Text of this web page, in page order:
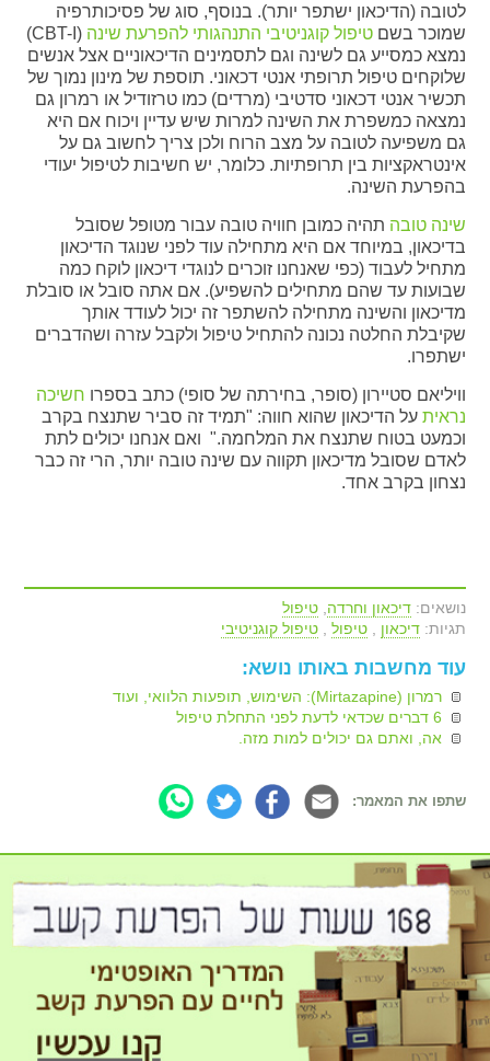
לטובה (הדיכאון ישתפר יותר). בנוסף, סוג של פסיכותרפיה
שמוכר בשםטיפול קוגניטיבי התנהגותי להפרעת שינה
(CBT-I)
נמצא כמסייע גם לשינה וגם לתסמינים הדיכאוניים אצל אנשים
שלוקחים טיפול תרופתי אנטי דכאוני. תוספת של מינון נמוך של
תכשיר אנטי דכאוני סדטיבי (מרדים) כמו טרזודיל או רמרון גם
נמצאה כמשפרת את השינה למרות שיש עדיין ויכוח אם היא
גם משפיעה לטובה על מצב הרוח ולכן צריך לחשוב גם על
אינטראקציות בין תרופתיות. כלומר, יש חשיבות לטיפול יעודי
בהפרעת השינה.
שינה טובה תהיה כמובן חוויה טובה עבור מטופל שסובל
בדיכאון, במיוחד אם היא מתחילה עוד לפני שנוגד הדיכאון
מתחיל לעבוד (כפי שאנחנו זוכרים לנוגדי דיכאון לוקח כמה
שבועות עד שהם מתחילים להשפיע). אם אתה סובל או סובלת
מדיכאון והשינה מתחילה להשתפר זה יכול לעודד אותך
שקיבלת החלטה נכונה להתחיל טיפול ולקבל עזרה ושהדברים
ישתפרו.
וויליאם סטיירון (סופר, בחירתה של סופי) כתב בספרו חשיכה
נראית על הדיכאון שהוא חווה: "תמיד זה סביר שתנצח בקרב
וכמעט בטוח שתנצח את המלחמה." ואם אנחנו יכולים לתת
לאדם שסובל מדיכאון תקווה עם שינה טובה יותר, הרי זה כבר
נצחון בקרב אחד.
נושאים:דיכאון וחרדה ,טיפול
תגיות:דיכאון ,טיפול ,טיפול קוגניטיבי
עוד מחשבות באותו נושא:
רמרון (Mirtazapine): השימוש, תופעות הלוואי, ועוד
6 דברים שכדאי לדעת לפני התחלת טיפול
אה, ואתם גם יכולים למות מזה.
שתפו את המאמר: